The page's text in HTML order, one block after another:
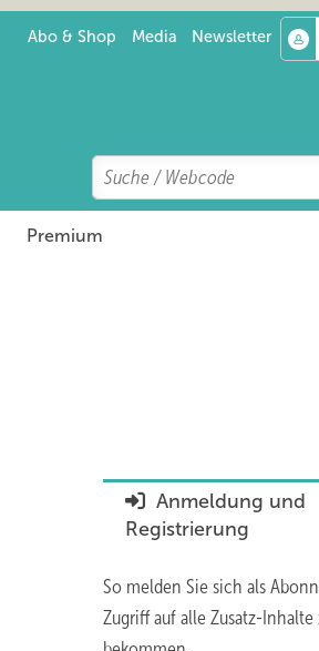
Abo & Shop Media Newsletter
Search
Suchen
Premium
Anmeldung und
Registrierung
So melden Sie sich als
Zugriff auf alle Zusatz-Inhalte